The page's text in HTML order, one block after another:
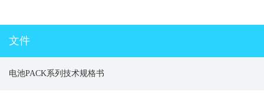
文件
电池PACK系列技术规格书